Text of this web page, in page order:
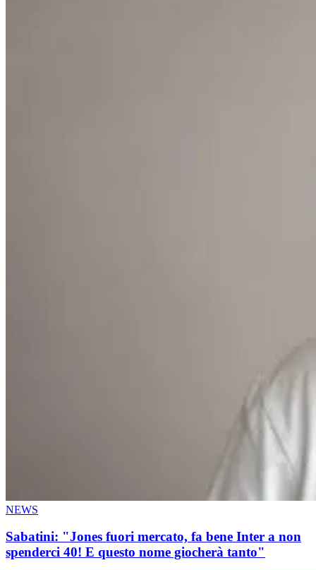
NEWS
Sabatini: "Jones fuori mercato, fa bene Inter a non
spenderci 40! E questo nome giocherà tanto"